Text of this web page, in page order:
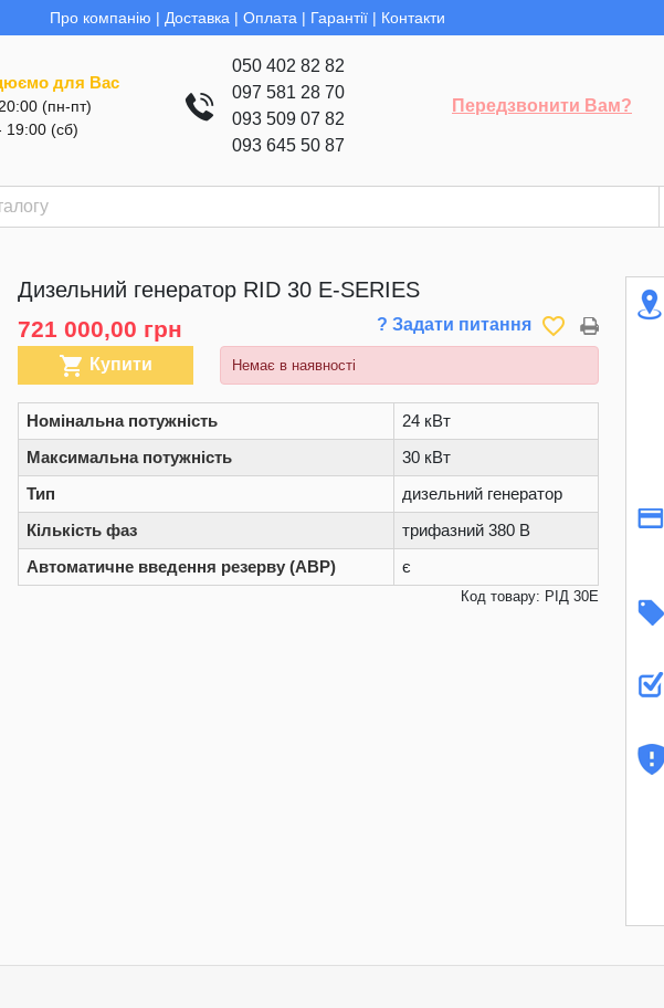
Про компанію | Доставка | Оплата | Гарантії | Контакти
для Вас
(пн-пт)
19:00 (сб)
050 402 82 82
097 581 28 70
093 509 07 82
093 645 50 87
Передзвонити Вам?
Дизельний генератор RID 30 E-SERIES
721 000,00 грн ? Задати питання favorite_border
 Купити Немає в наявності
Номінальна потужність
24 кВт
Максимальна потужність
30 кВт
Тип
дизельний генератор
Кількість фаз
трифазний 380 В
Автоматичне введення резерву (АВР)
є
Код товару: РІД 30E